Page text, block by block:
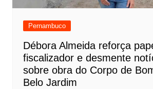
Pernambuco
Débora Almeida reforça
fiscalizador e desmente
sobre obra do Corpo de
Belo Jardim